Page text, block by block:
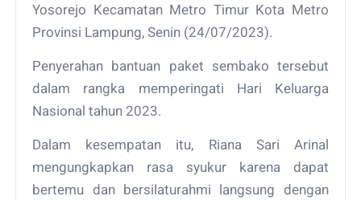
Yosorejo Kecamatan Metro Timur Kota Metro
Provinsi Lampung, Senin (24/07/2023).
Penyerahan bantuan paket sembako tersebut
dalam rangka memperingati Hari Keluarga
Nasional tahun 2023.
Dalam kesempatan itu, Riana Sari Arinal
mengungkapkan rasa syukur karena dapat
bertemu dan bersilaturahmi langsung dengan